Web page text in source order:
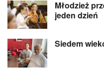
Młodzież
jeden dzień
Siedem